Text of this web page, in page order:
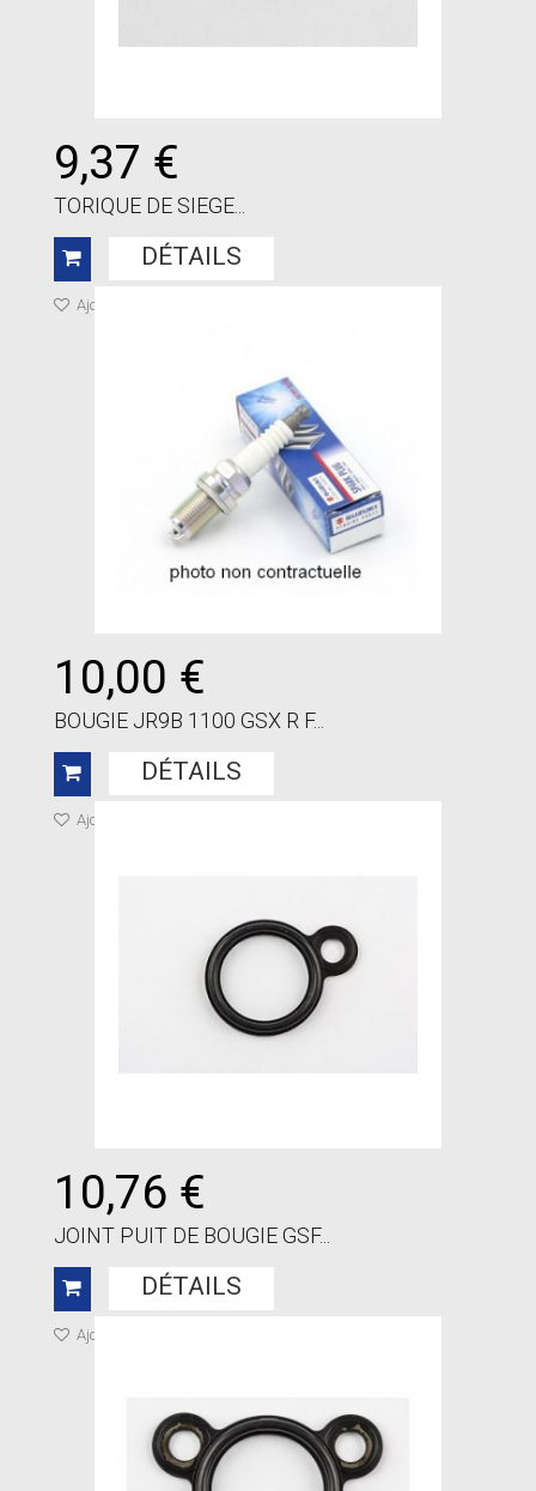
9,37 €
TORIQUE DE SIEGE...
DÉTAILS
Ajouter à ma liste de cadeaux
10,00 €
BOUGIE JR9B 1100 GSX R F...
DÉTAILS
Ajouter à ma liste de cadeaux
10,76 €
JOINT PUIT DE BOUGIE GSF...
DÉTAILS
Ajouter à ma liste de cadeaux